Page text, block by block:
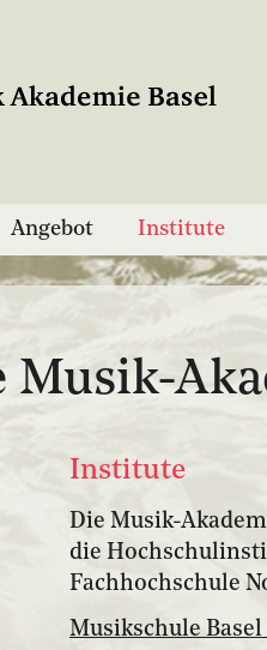
Angebot Institute
Musik-
Institute
Die Musik-
die
Fachhochschule
Musikschule Basel